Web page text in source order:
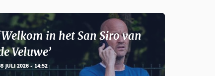
in het San Siro van
Veluwe’
JULI 2026 - 14:52